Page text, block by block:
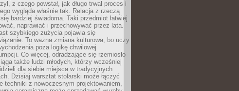
z czego powstał, jak długo trwał proces i
wygląda właśnie tak. Relacja z rzeczą
bardziej świadoma. Taki przedmiot łatwiej
naprawiać i przechowywać przez lata.
szybkiego zużycia pojawia się
To ważna zmiana kulturowa, bo uczy
poza logikę chwilowej
Co więcej, odradzające się rzemiosło
także ludzi młodych, którzy wcześniej
dla siebie miejsca w tradycyjnych
Dzisiaj warsztat stolarski może łączyć
techniki z nowoczesnym projektowaniem,